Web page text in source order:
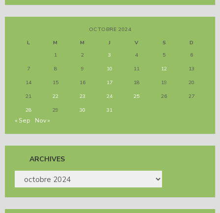
OCTOBRE 2024
L
M M J V S
D
1
2 3 4 5
6
7
8 9 10 11 12
13
14
15 16 17 18 19
20
21
22 23 24 25 26
27
28
29 30 31
« Sep Nov »
ARCHIVES